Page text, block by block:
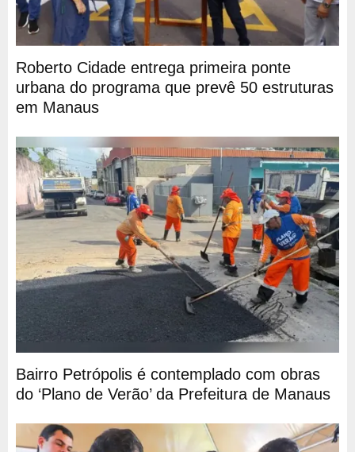
Roberto Cidade entrega primeira ponte
urbana do programa que prevê 50 estruturas
em Manaus
Bairro Petrópolis é contemplado com obras
do ‘Plano de Verão’ da Prefeitura de Manaus